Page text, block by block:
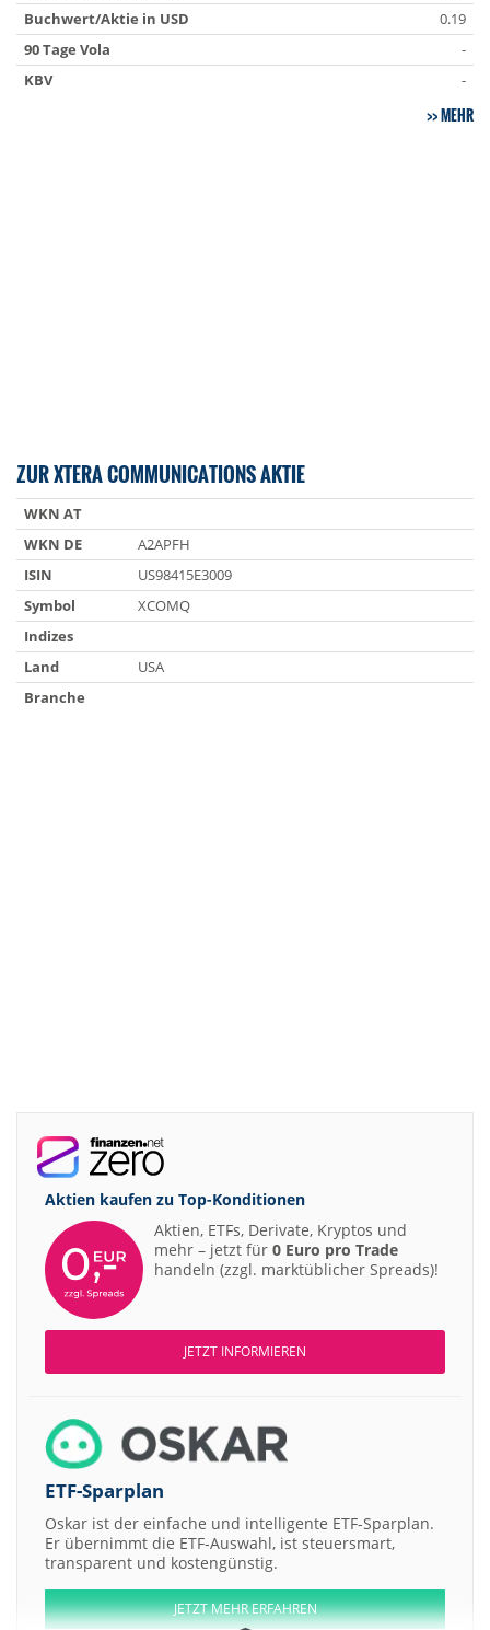
Buchwert/Aktie in USD
0.19
90 Tage Vola
-
KBV
-
MEHR
ZUR XTERA COMMUNICATIONS AKTIE
WKN AT
WKN DE
A2APFH
ISIN
US98415E3009
Symbol
XCOMQ
Indizes
Land
USA
Branche
Aktien kaufen zu Top-Konditionen
Aktien, ETFs, Derivate, Kryptos und
mehr – jetzt für 0 Euro pro Trade
handeln (zzgl. marktüblicher Spreads)!
JETZT INFORMIEREN
ETF-Sparplan
Oskar ist der einfache und intelligente ETF-Sparplan.
Er übernimmt die ETF-Auswahl, ist steuersmart,
transparent und kostengünstig.
JETZT MEHR ERFAHREN